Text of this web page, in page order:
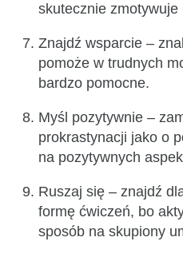
skutecznie zmotywuje
Znajdź wsparcie –
pomoże w trudnych
bardzo pomocne.
Myśl pozytywnie –
prokrastynacji jako o
na pozytywnych
Ruszaj się – znajdź
formę ćwiczeń, bo
sposób na skupiony